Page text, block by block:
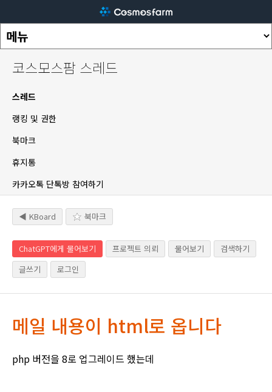
코스모스팜 스레드
스레드
랭킹 및 권한
북마크
휴지통
카카오톡 단톡방 참여하기
◀ KBoard 북마크
ChatGPT에게 물어보기 프로젝트 의뢰 물어보기
검색하기
글쓰기
로그인
메일 내용이 html로 옵니다
php 버전을 8로 업그레이드 했는데